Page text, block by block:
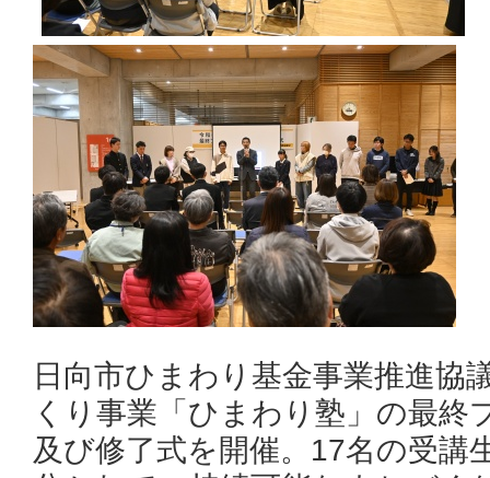
日向市ひまわり基金事業推進協
くり事業「ひまわり塾」の最終
及び修了式を開催。17名の受講